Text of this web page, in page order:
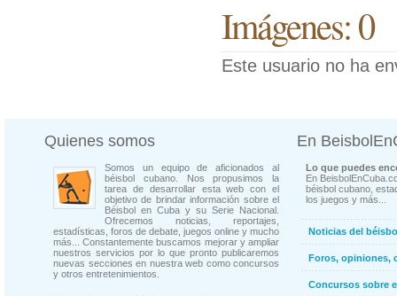
Imágenes: 0
Este usuario no ha
Quienes somos
Somos un equipo de aficionados al
béisbol cubano. Nos propusimos la
tarea de desarrollar esta web con el
objetivo de brindar información sobre el
Béisbol en Cuba y su Serie Nacional.
Ofrecemos noticias, reportajes,
estadísticas, foros de debate, juegos online y mucho
más... Constantemente buscamos mejorar y ampliar
nuestros servicios por lo que pronto publicaremos
nuevas secciones en nuestra web como concursos
y otros entretenimientos.
En
Lo que puedes
En
béisbol cubano,
los juegos y más...
Noticias del
Foros, opiniones,
Concursos sobre